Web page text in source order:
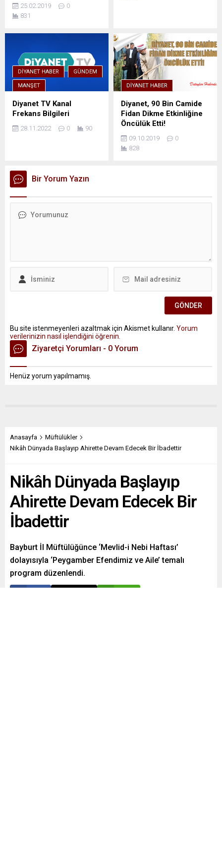
25.02.2019
0
831
DIYANET HABER GÜNDEM
MANŞET
Diyanet TV Kanal
Frekans Bilgileri
28.11.2022 0 90
DIYANET HABER
Diyanet, 90 Bin Camide
Fidan Dikme Etkinliğine
Öncülük Etti!
09.10.2019
0
828
Bir Yorum Yazın
Bu site istenmeyenleri azaltmak için Akismet kullanır. Yorum
verilerinizin nasıl işlendiğini öğrenin.
Ziyaretçi Yorumları - 0 Yorum
Henüz yorum yapılmamış.
Anasayfa
Müftülükler
Nikâh Dünyada Başlayıp Ahirette Devam Edecek Bir İbadettir
Nikâh Dünyada Başlayıp
Ahirette Devam Edecek Bir
İbadettir
Bayburt İl Müftülüğünce ‘Mevlid-i Nebi Haftası’
dolayısıyla ‘Peygamber Efendimiz ve Aile’ temalı
program düzenlendi.